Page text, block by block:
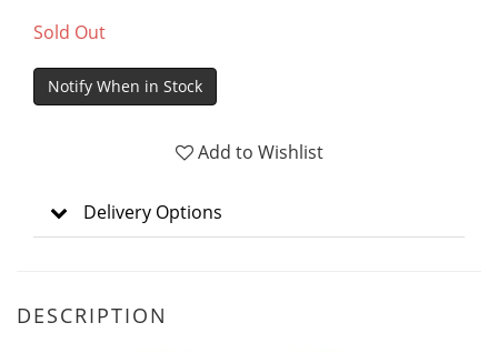
Sold Out
Notify When in Stock
Add to Wishlist
Delivery Options
DESCRIPTION